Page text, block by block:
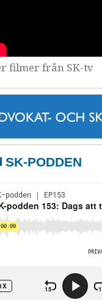
filmer från SK-tv
SK-PODDEN